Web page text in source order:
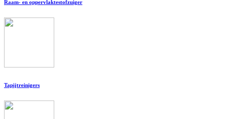
Raam- en oppervlaktestofzuiger
Tapijtreinigers